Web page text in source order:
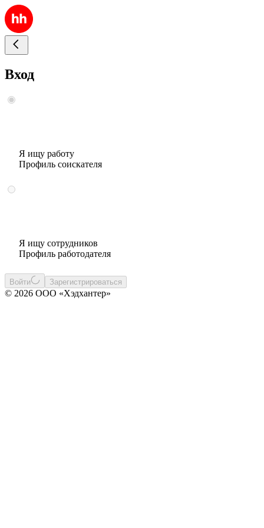
Вход
Я ищу работу
Профиль соискателя
Я ищу сотрудников
Профиль работодателя
Войти Зарегистрироваться
© 2026 ООО «Хэдхантер»